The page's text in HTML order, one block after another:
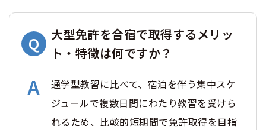
大型免許を合宿で取得するメリッ
ト・特徴は何ですか？
通学型教習に比べて、宿泊を伴う集中スケ
ジュールで複数日間にわたり教習を受けら
れるため、比較的短期間で免許取得を目指